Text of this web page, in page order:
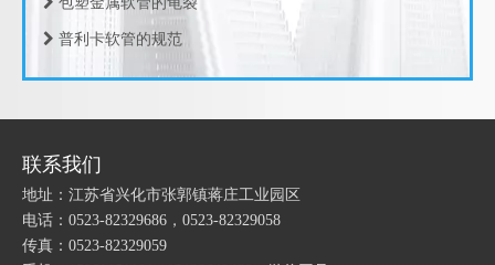
普利卡软管的规范
包塑软管的规范
包塑金属软管的运动方程
包塑金属软管的周期性
包塑金属软管的振动机理
联系我们
地址：江苏省兴化市张郭镇蒋庄工业园区
电话：0523-82329686，0523-82329058
传真：0523-82329059